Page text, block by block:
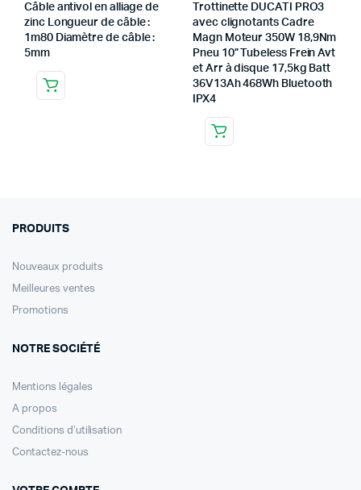
Câble antivol en alliage de
zinc Longueur de câble :
1m80 Diamètre de câble :
5mm
Trottinette DUCATI PRO3
avec clignotants Cadre
Magn Moteur 350W 18,9Nm
Pneu 10” Tubeless Frein Avt
et Arr à disque 17,5kg Batt
36V13Ah 468Wh Bluetooth
IPX4
PRODUITS
Nouveaux produits
Meilleures ventes
Promotions
NOTRE SOCIÉTÉ
Mentions légales
A propos
Conditions d’utilisation
Contactez-nous